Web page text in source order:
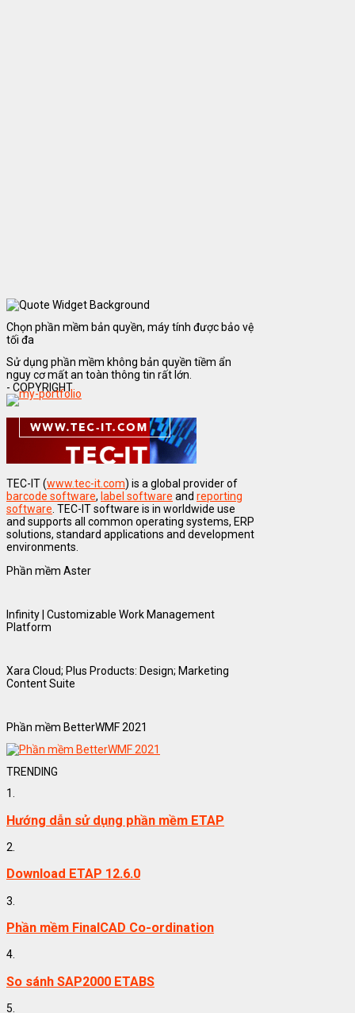
Chọn phần mềm bản quyền, máy tính được bảo vệ
tối đa
Sử dụng phần mềm không bản quyền tiềm ẩn
nguy cơ mất an toàn thông tin rất lớn.
- COPYRIGHT
TEC-IT (www.tec-it.com) is a global provider of
barcode software, label software and reporting
software . TEC-IT software is in worldwide use
and supports all common operating systems, ERP
solutions, standard applications and development
environments.
Phần mềm Aster
Infinity | Customizable Work Management
Platform
Xara Cloud; Plus Products: Design; Marketing
Content Suite
Phần mềm BetterWMF 2021
TRENDING
1.
Hướng dẫn sử dụng phần mềm ETAP
2.
Download ETAP 12.6.0
3.
Phần mềm FinalCAD Co-ordination
4.
So sánh SAP2000 ETABS
5.